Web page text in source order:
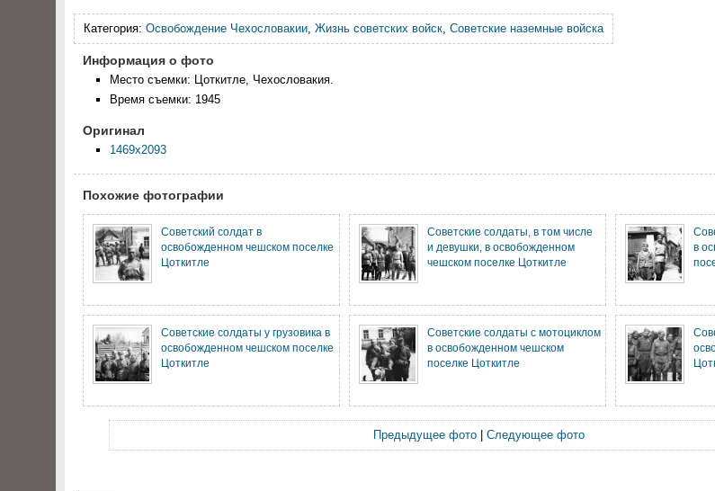
Категория: Освобождение Чехословакии, Жизнь советских войск, Советские наземные войска
Информация о фото
Место съемки: Цоткитле, Чехословакия.
Время съемки: 1945
Оригинал
1469x2093
Похожие фотографии
Советский солдат в
освобожденном чешском поселке
Цоткитле
Советские солдаты, в том числе
и девушки, в освобожденном
чешском поселке Цоткитле
в
Советские солдаты у грузовика в
освобожденном чешском поселке
Цоткитле
Советские солдаты с мотоциклом
в освобожденном чешском
поселке Цоткитле
Предыдущее фото| Следующее фото